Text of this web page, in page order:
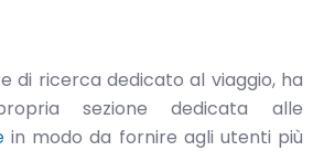
di ricerca dedicato al viaggio, ha
sezione dedicata alle
in modo da fornire agli utenti più